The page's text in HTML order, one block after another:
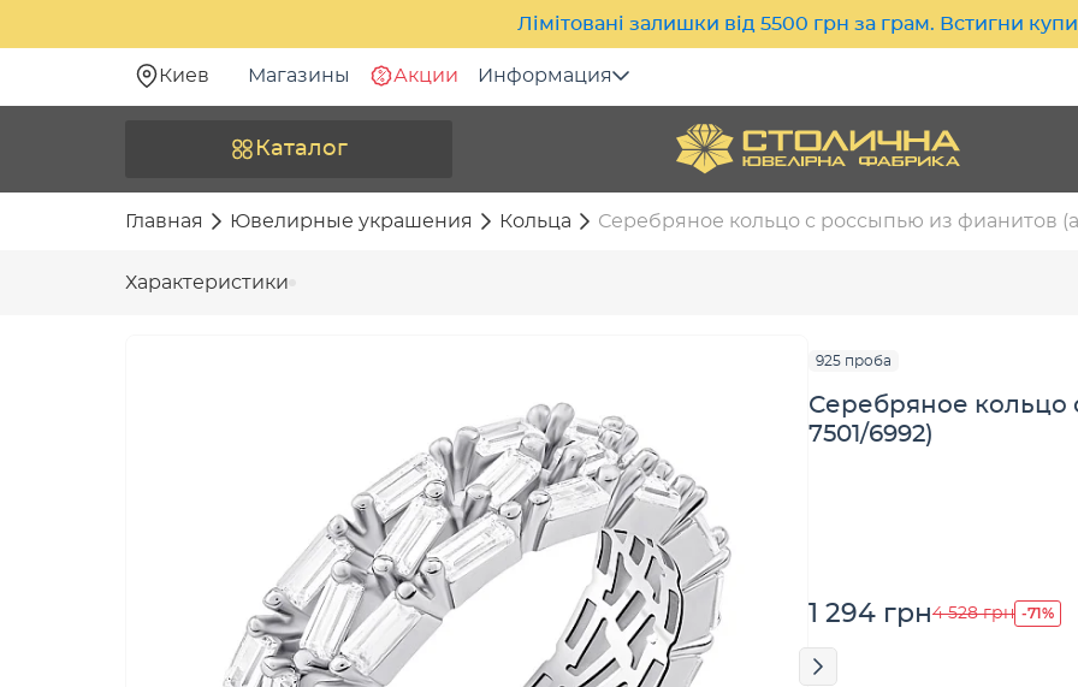
Лімітовані залишки від 5500 грн за грам. Встигни
Киев Магазины Акции Информация
Каталог
Главная Ювелирные украшения Кольца Серебряное кольцо с россыпью из фианитов
Характеристики
925 проба
Серебряное кольцо
7501/6992)
1 294 грн4 528 грн -71%